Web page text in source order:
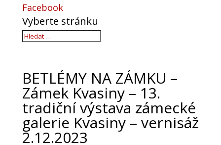
Facebook
Vyberte stránku
BETLÉMY NA ZÁMKU –
Zámek Kvasiny – 13.
tradiční výstava zámecké
galerie Kvasiny – vernisáž
2.12.2023